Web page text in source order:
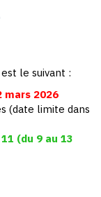
le suivant :
mars 2026
(date limite dans
(du 9 au 13